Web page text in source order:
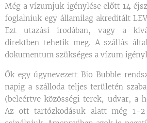
Még a vízumjuk igénylése előtt 14
foglalniuk egy államilag akreditált
Ezt utazási irodában, vagy a
direktben tehetik meg. A szállás
dokumentum szükséges a vízum
Ők egy úgynevezett Bio Bubble
napig a szálloda teljes területén
(beleértve közösségi terek, udvar, a
Az ott tartózkodásuk alatt még 1-2